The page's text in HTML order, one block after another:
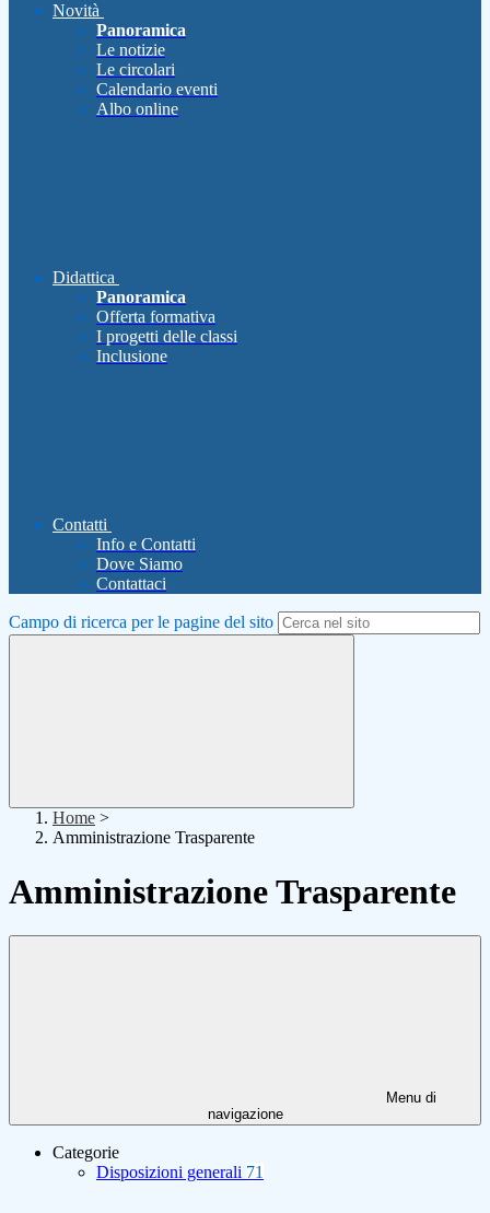
Novità
Panoramica
Le notizie
Le circolari
Calendario eventi
Albo online
Didattica
Panoramica
Offerta formativa
I progetti delle classi
Inclusione
Contatti
Info e Contatti
Dove Siamo
Contattaci
Campo di ricerca per le pagine del sito
Home >
Amministrazione Trasparente
Amministrazione Trasparente
Menu di
navigazione
Categorie
Disposizioni generali 71